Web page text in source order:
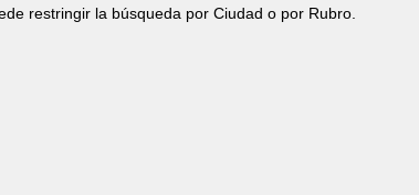
restringir la búsqueda por Ciudad o por Rubro.